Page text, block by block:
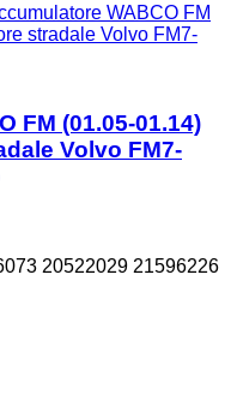
WABCO FM
stradale Volvo FM7-
FM (01.05-01.14)
Volvo FM7-
20522029 21596226